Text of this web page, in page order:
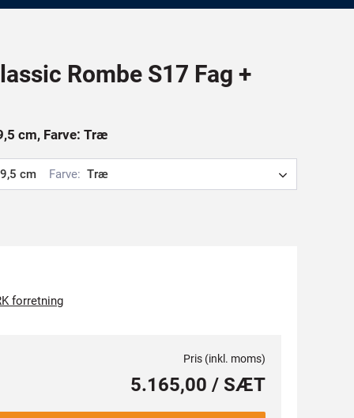
Rombe S17 Fag +
cm, Farve: Træ
cm Farve: Træ
forretning
Pris (inkl. moms)
5.165,00 / SÆT